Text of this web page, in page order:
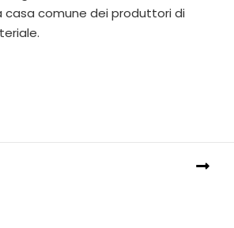
casa comune dei produttori di